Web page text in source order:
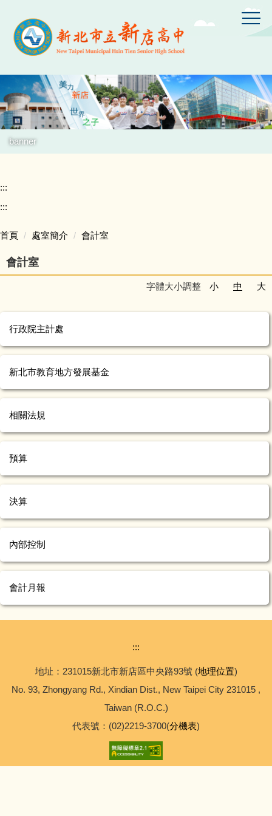
主
容
區
banner
:::
:::
首頁 處室簡介 會計室
會計室
字體大小調整 小 中 大
行政院主計處
新北市教育地方發展基金
相關法規
預算
決算
內部控制
會計月報
:::
地址：231015新北市新店區中央路93號 (地理位置)
No. 93, Zhongyang Rd., Xindian Dist., New Taipei City 231015 ,
Taiwan (R.O.C.)
代表號：(02)2219-3700(分機表)